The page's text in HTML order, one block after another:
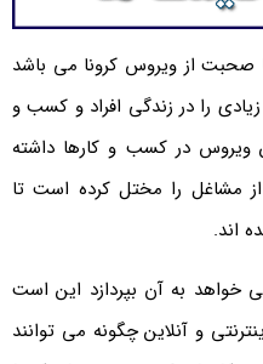
صحبت از ویروس کرونا می باشد
را در زندگی افراد و کسب و
ویروس در کسب و کارها داشته
مشاغل را مختل کرده است تا
اند.
خواهد به آن بپردازد این است
و آنلاین چگونه می توانند